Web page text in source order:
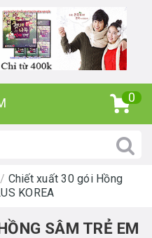
0
/ Chiết xuất 30 gói Hồng
KOREA
SÂM TRẺ EM